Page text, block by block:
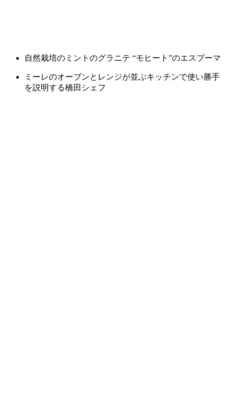
自然栽培のミントのグラニテ “モヒート”のエスプーマ
ミーレのオーブンとレンジが並ぶキッチンで使い勝手
を説明する橋田シェフ